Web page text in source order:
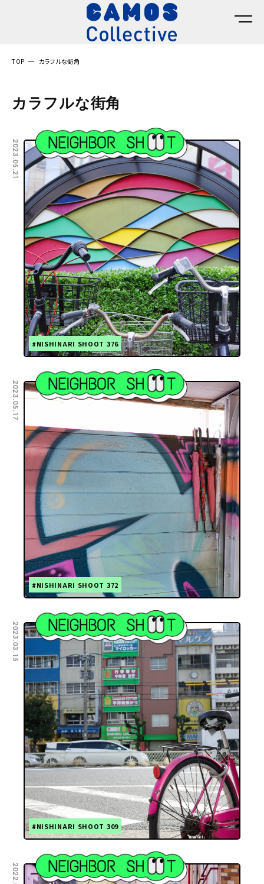
TOP カラフルな街角
カラフルな街角
2023.05.21
#NISHINARI SHOOT 376
2023.05.17
#NISHINARI SHOOT 372
2023.03.15
#NISHINARI SHOOT 309